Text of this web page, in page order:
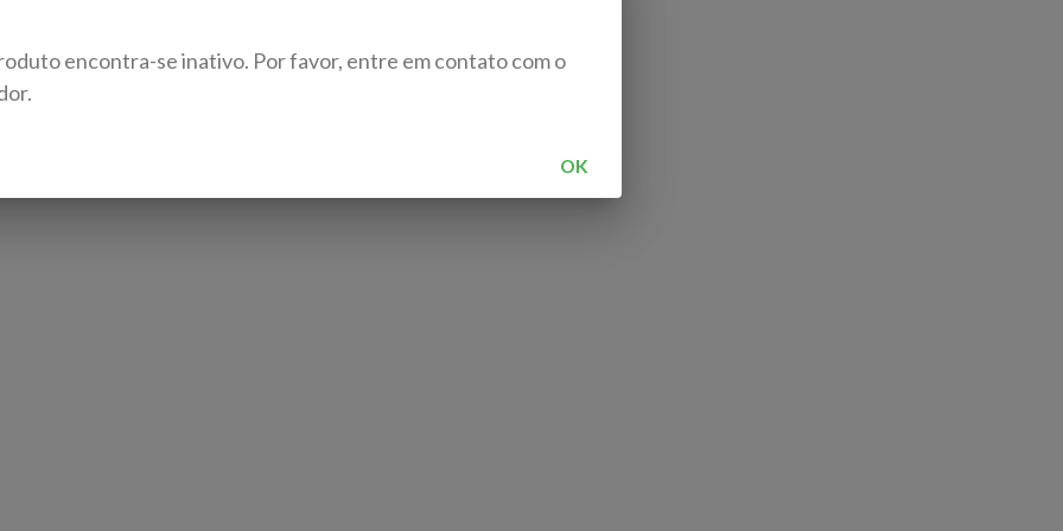
encontra-se inativo. Por favor, entre em contato com o
OK